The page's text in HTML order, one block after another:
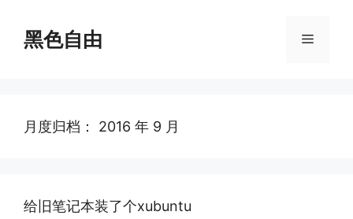
黑色自由 菜
月度归档： 2016 年 9 月
给旧笔记本装了个xubuntu